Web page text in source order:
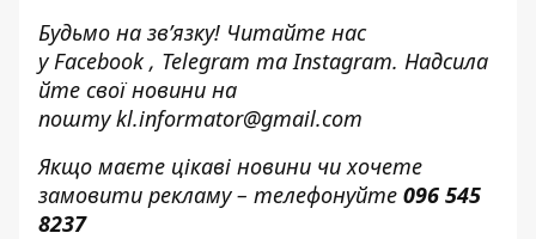
Будьмо на зв’язку! Читайте нас
уFacebook, Telegram таInstagram. Надсила
йте свої новини на
поштуkl.informator@gmail.com
Якщо маєте цікаві новини чи хочете
замовити рекламу – телефонуйте 096 545
8237